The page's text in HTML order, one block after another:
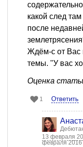
какой след
после
Ждём-с от Вас
темы. "У вас
Оценка
1 Ответить
13 февраля
февраля